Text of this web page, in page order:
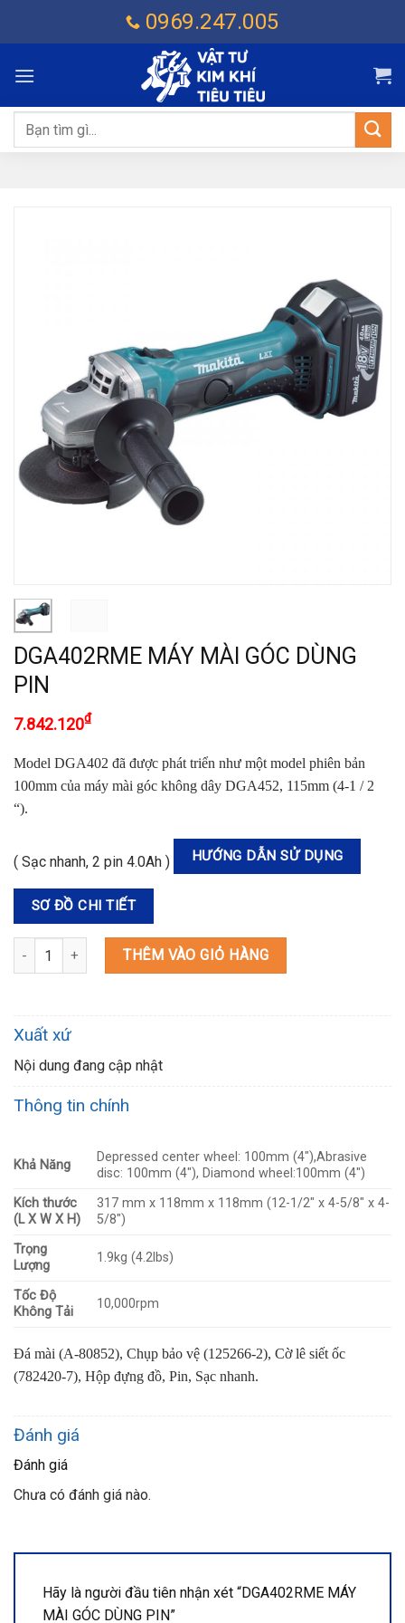
dung
0969.247.005
Tìm
kiếm:
DGA402RME MÁY MÀI GÓC DÙNG
PIN
7.842.120₫
Model DGA402 đã được phát triển như một model phiên bản
100mm của máy mài góc không dây DGA452, 115mm (4-1 / 2
“).
( Sạc nhanh, 2 pin 4.0Ah ) HƯỚNG DẪN SỬ DỤNG
SƠ ĐỒ CHI TIẾT
DGA402RME MÁY MÀI GÓC DÙNG PIN số lượng
THÊM VÀO GIỎ HÀNG
Xuất xứ
Nội dung đang cập nhật
Thông tin chính
Khả Năng
Depressed center wheel: 100mm (4″),Abrasive
disc: 100mm (4″), Diamond wheel:100mm (4″)
Kích thước
(L X W X H)
317 mm x 118mm x 118mm (12-1/2″ x 4-5/8″ x 4-
5/8″)
Trọng
Lượng
1.9kg (4.2lbs)
Tốc Độ
Không Tải
10,000rpm
Đá mài (A-80852), Chụp bảo vệ (125266-2), Cờ lê siết ốc
(782420-7), Hộp đựng đồ, Pin, Sạc nhanh.
Đánh giá
Đánh giá
Chưa có đánh giá nào.
Hãy là người đầu tiên nhận xét “DGA402RME MÁY
MÀI GÓC DÙNG PIN”